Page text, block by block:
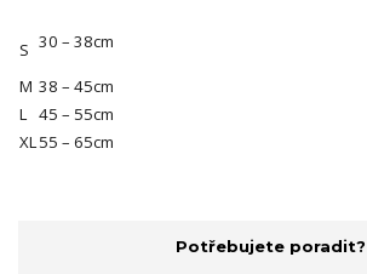
S 30 – 38cm
M 38 – 45cm
L 45 – 55cm
XL55 – 65cm
Potřebujete poradit?